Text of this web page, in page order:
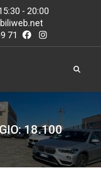
- 20:00
71
18.100